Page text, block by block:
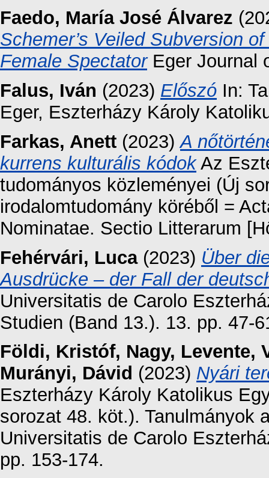
Faedo, María José Álvarez
Schemer’s Veiled Subversion
Female SpectatorEger Journal
Falus, Iván (2023) Előszó In:
Eger, Eszterházy Károly
Farkas, Anett (2023)A
kurrens kulturális kódokAz
tudományos közleményei (Új
irodalomtudomány köréből =
Nominatae. Sectio Litterarum
Fehérvári, Luca(2023) Über
Ausdrücke – der Fall der
Universitatis de Carolo
Studien (Band 13.). 13. pp. 47-
Földi, Kristóf, Nagy, Levente,
Murányi, Dávid (2023) Nyári
Eszterházy Károly Katolikus
sorozat 48. köt.). Tanulmányok
Universitatis de Carolo
pp. 153-174.